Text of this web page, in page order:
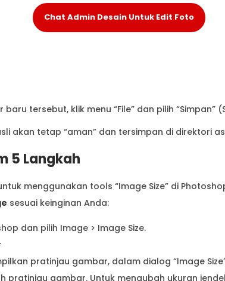
Chat Admin Desain Untuk Edit Foto
tersebut, klik menu “File” dan pilih “Simpan”
akan tetap “aman” dan tersimpan di direktori
5 Langkah
menggunakan tools “Image Size” di
sesuai keinginan Anda:
dan pilih Image > Image Size.
pratinjau gambar, dalam dialog “Image
pratinjau gambar. Untuk mengubah ukuran